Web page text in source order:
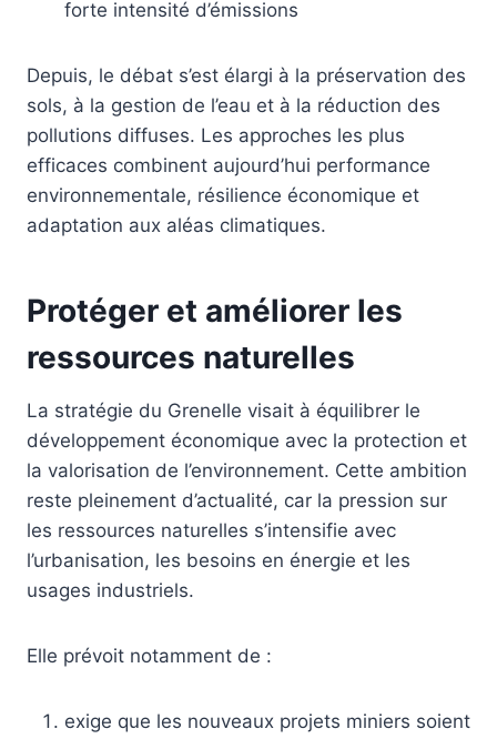
forte intensité d’émissions
Depuis, le débat s’est élargi à la préservation des
sols, à la gestion de l’eau et à la réduction des
pollutions diffuses. Les approches les plus
efficaces combinent aujourd’hui performance
environnementale, résilience économique et
adaptation aux aléas climatiques.
Protéger et améliorer les
ressources naturelles
La stratégie du Grenelle visait à équilibrer le
développement économique avec la protection et
la valorisation de l’environnement. Cette ambition
reste pleinement d’actualité, car la pression sur
les ressources naturelles s’intensifie avec
l’urbanisation, les besoins en énergie et les
usages industriels.
Elle prévoit notamment de :
exige que les nouveaux projets miniers soient